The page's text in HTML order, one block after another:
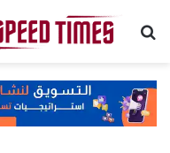
بحث عن